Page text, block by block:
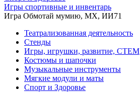
Игры спортивные и инвентарь
Игра Обмотай мумию, МХ, ИИ71
Театрализованная деятельность
Стенды
Игры, игрушки, развитие, СТЕМ
Костюмы и шапочки
Музыкальные инструменты
Мягкие модули и маты
Спорт и Здоровье